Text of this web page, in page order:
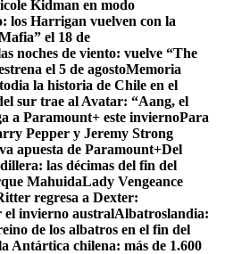
Kidman en modo
los Harrigan vuelven con la
el 18 de
noches de viento: vuelve “The
el 5 de agostoMemoria
la historia de Chile en el
sur trae al Avatar: “Aang, el
a Paramount+ este inviernoPara
Pepper y Jeremy Strong
apuesta de Paramount+Del
las décimas del fin del
MahuidaLady Vengeance
regresa a Dexter:
el invierno australAlbatroslandia:
de los albatros en el fin del
Antártica chilena: más de 1.600